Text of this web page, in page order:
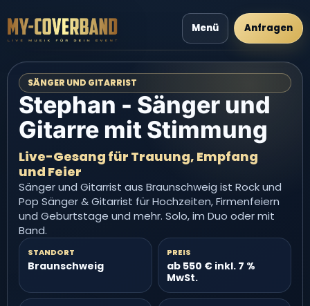
Menü Anfragen
SÄNGER UND GITARRIST
Stephan - Sänger und
Gitarre mit Stimmung
Live-Gesang für Trauung, Empfang
und Feier
Sänger und Gitarrist aus Braunschweig ist Rock und
Pop Sänger & Gitarrist für Hochzeiten, Firmenfeiern
und Geburtstage und mehr. Solo, im Duo oder mit
Band.
STANDORT
Braunschweig
PREIS
ab 550 € inkl. 7 %
MwSt.